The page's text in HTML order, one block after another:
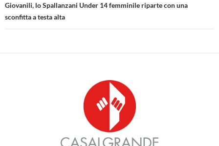
Giovanili, lo Spallanzani Under 14 femminile riparte con una
sconfitta a testa alta